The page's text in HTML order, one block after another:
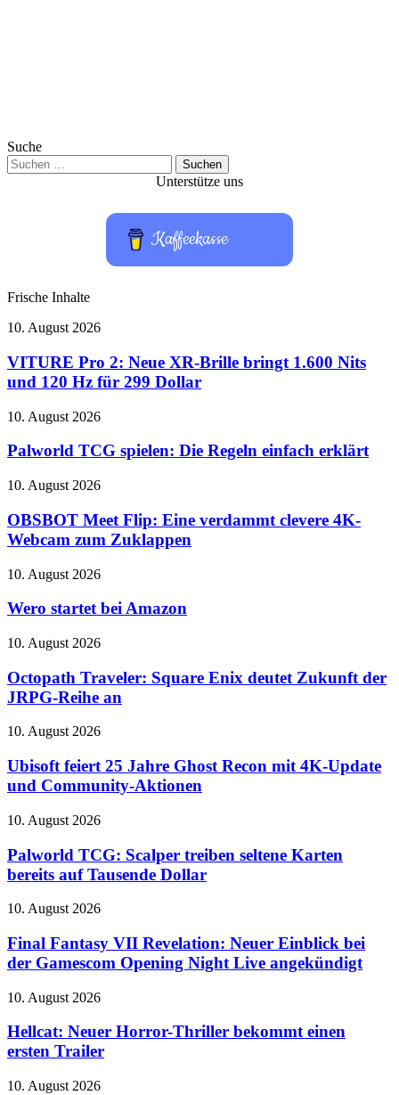
Suche
Suchen
nach:
Unterstütze uns
Kaffeekasse
Frische Inhalte
VITURE
2:
Neue
XR-
bringt
Nits
120
für
299
Dollar
10. August 2026
VITURE Pro 2: Neue XR-Brille bringt 1.600 Nits
und 120 Hz für 299 Dollar
Palworld
spielen:
Regeln
einfach
erklärt
10. August 2026
Palworld TCG spielen: Die Regeln einfach erklärt
OBSBOT
Flip:
Eine
verdammt
4K-
zum
10. August 2026
OBSBOT Meet Flip: Eine verdammt clevere 4K-
Webcam zum Zuklappen
Wero
bei
10. August 2026
Wero startet bei Amazon
Octopath
Square
Enix
deutet
der
Reihe
an
10. August 2026
Octopath Traveler: Square Enix deutet Zukunft der
JRPG-Reihe an
Ubisoft
25
Jahre
Ghost
mit
Update
und
Aktionen
10. August 2026
Ubisoft feiert 25 Jahre Ghost Recon mit 4K-Update
und Community-Aktionen
Palworld
Scalper
treiben
seltene
bereits
Tausende
Dollar
10. August 2026
Palworld TCG: Scalper treiben seltene Karten
bereits auf Tausende Dollar
Final
VII
Revelation:
Neuer
bei
Gamescom
Opening
Live
10. August 2026
Final Fantasy VII Revelation: Neuer Einblick bei
der Gamescom Opening Night Live angekündigt
Hellcat:
Horror-
Thriller
bekommt
10. August 2026
Hellcat: Neuer Horror-Thriller bekommt einen
ersten Trailer
Disney+
10. August 2026